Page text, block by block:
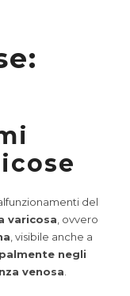
del
varicosa , ovvero
, visibile anche a
negli
venosa